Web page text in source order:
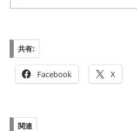
共有:
Facebook X
関連